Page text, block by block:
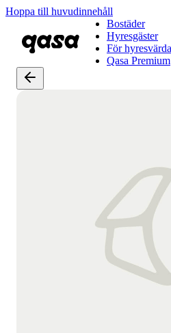
Hoppa till huvudinnehåll
Bostäder
Hyresgäster
För
Qasa Premium